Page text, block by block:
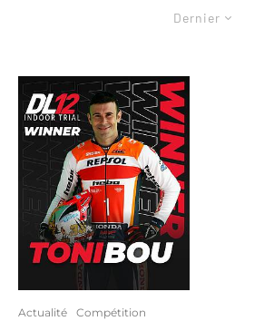
Dernier
Actualité
Compétition